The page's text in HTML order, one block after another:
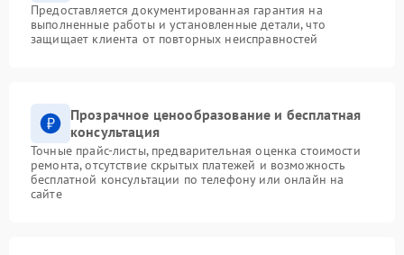
Предоставляется документированная гарантия на
выполненные работы и установленные детали, что
защищает клиента от повторных неисправностей
Прозрачное ценообразование и бесплатная
консультация
Точные прайс-листы, предварительная оценка стоимости
ремонта, отсутствие скрытых платежей и возможность
бесплатной консультации по телефону или онлайн на
сайте